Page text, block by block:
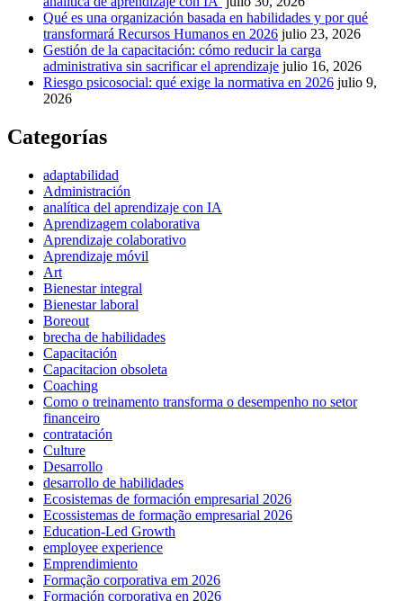
Qué es una organización basada en habilidades y por qué
transformará Recursos Humanos en 2026 julio 23, 2026
Gestión de la capacitación: cómo reducir la carga
administrativa sin sacrificar el aprendizaje julio 16, 2026
Riesgo psicosocial: qué exige la normativa en 2026 julio 9,
2026
Categorías
adaptabilidad
Administración
analítica del aprendizaje con IA
Aprendizagem colaborativa
Aprendizaje colaborativo
Aprendizaje móvil
Art
Bienestar integral
Bienestar laboral
Boreout
brecha de habilidades
Capacitación
Capacitacion obsoleta
Coaching
Como o treinamento transforma o desempenho no setor
financeiro
contratación
Culture
Desarrollo
desarrollo de habilidades
Ecosistemas de formación empresarial 2026
Ecossistemas de formação empresarial 2026
Education-Led Growth
employee experience
Emprendimiento
Formação corporativa em 2026
Formación corporativa en 2026